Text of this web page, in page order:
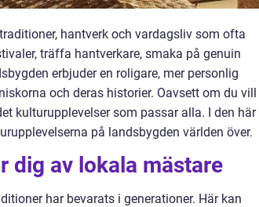
hantverk och vardagsliv som ofta
träffa hantverkare, smaka på genuin
erbjuder en roligare, mer personlig
och deras historier. Oavsett om du vill
kulturupplevelser som passar alla. I den här
på landsbygden världen över.
dig av lokala mästare
har bevarats i generationer. Här kan